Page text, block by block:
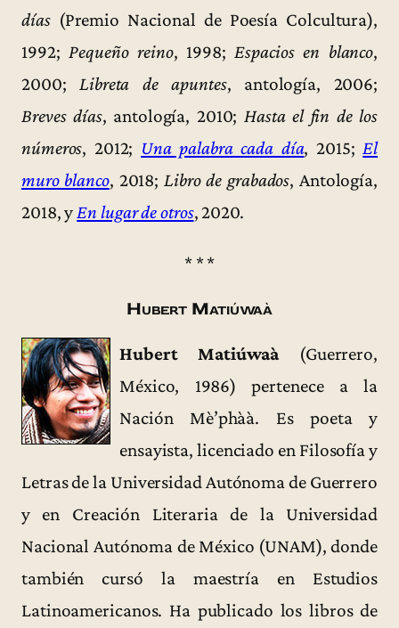
días(Premio Nacional de Poesía Colcultura),
1992;Pequeño reino, 1998;Espacios en blanco,
2000;Libreta de apuntes, antología, 2006;
Breves días, antología, 2010; Hasta el fin de los
números, 2012; Una palabra cada día, 2015;El
muro blanco, 2018; Libro de grabados, Antología,
2018, yEn lugar de otros, 2020.
* * *
Hubert Matiúwaà
Hubert Matiúwaà(Guerrero,
México, 1986) pertenece a la
Nación Mè’phàà. Es poeta y
ensayista, licenciado en Filosofía y
Letras de la Universidad Autónoma de Guerrero
y en Creación Literaria de la Universidad
Nacional Autónoma de México (UNAM), donde
también cursó la maestría en Estudios
Latinoamericanos. Ha publicado los libros de